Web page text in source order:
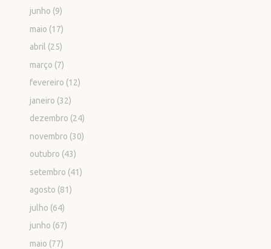
junho (9)
maio (17)
abril (25)
março (7)
fevereiro (12)
janeiro (32)
dezembro (24)
novembro (30)
outubro (43)
setembro (41)
agosto (81)
julho (64)
junho (67)
maio (77)